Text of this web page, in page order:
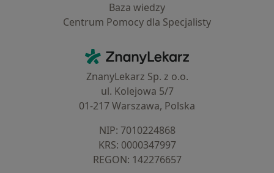
Baza wiedzy
Centrum Pomocy dla Specjalisty
ZnanyLekarz - Strona główna
ZnanyLekarz Sp. z o.o.
ul. Kolejowa 5/7
01-217 Warszawa, Polska
NIP: ⁠7010224868
KRS: ⁠0000347997
REGON: ⁠142276657